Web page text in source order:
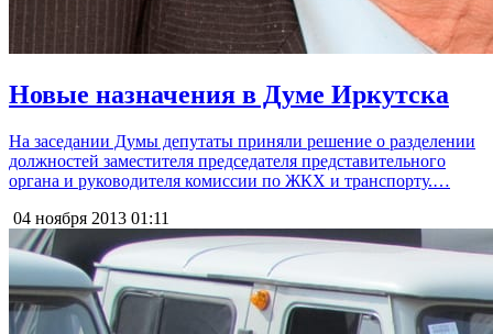
Новые назначения в Думе Иркутска
На заседании Думы депутаты приняли решение о разделении
должностей заместителя председателя представительного
органа и руководителя комиссии по ЖКХ и транспорту.…
04 ноября 2013 01:11